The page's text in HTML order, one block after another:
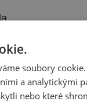
byl klavír,
soubory
a analytickými
nebo které